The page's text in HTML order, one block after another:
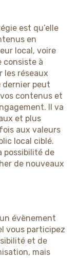
est qu’elle
en
local, voire
consiste à
les réseaux
dernier peut
contenus et
Il va
et plus
aux valeurs
local ciblé.
possibilité de
de nouveaux
évènement
vous participez
et de
mais